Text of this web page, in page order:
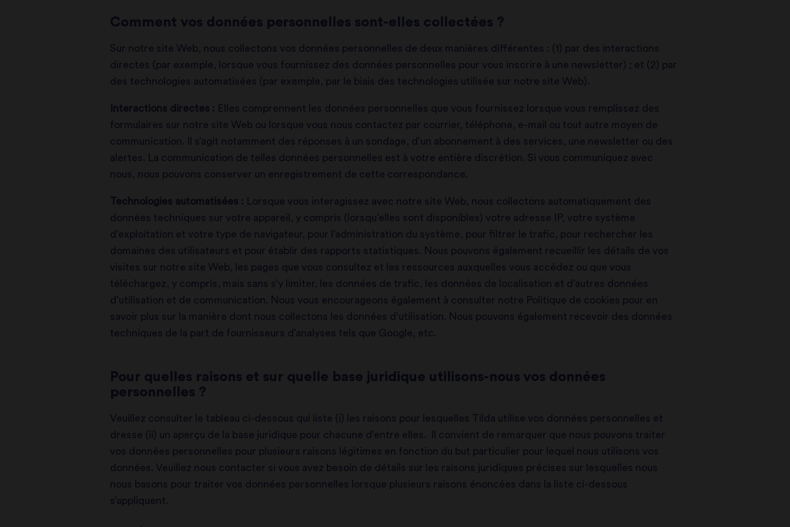
Comment vos données personnelles sont-elles collectées ?
Sur notre site Web, nous collectons vos données personnelles de deux manières différentes : (1) par des interactions
directes (par exemple, lorsque vous fournissez des données personnelles pour vous inscrire à une newsletter) ; et (2) par
des technologies automatisées (par exemple, par le biais des technologies utilisée sur notre site Web).
Interactions directes : Elles comprennent les données personnelles que vous fournissez lorsque vous remplissez des
formulaires sur notre site Web ou lorsque vous nous contactez par courrier, téléphone, e-mail ou tout autre moyen de
communication. Il s’agit notamment des réponses à un sondage, d’un abonnement à des services, une newsletter ou des
alertes. La communication de telles données personnelles est à votre entière discrétion. Si vous communiquez avec
nous, nous pouvons conserver un enregistrement de cette correspondance.
Technologies automatisées :
Lorsque vous interagissez avec notre site Web, nous collectons automatiquement des
données techniques sur votre appareil, y compris (lorsqu’elles sont disponibles) votre adresse IP, votre système
d’exploitation et votre type de navigateur, pour l’administration du système, pour filtrer le trafic, pour rechercher les
domaines des utilisateurs et pour établir des rapports statistiques. Nous pouvons également recueillir les détails de vos
visites sur notre site Web, les pages que vous consultez et les ressources auxquelles vous accédez ou que vous
téléchargez, y compris, mais sans s’y limiter, les données de trafic, les données de localisation et d’autres données
d’utilisation et de communication. Nous vous encourageons également à consulter notre Politique de cookies pour en
savoir plus sur la manière dont nous collectons les données d’utilisation. Nous pouvons également recevoir des données
techniques de la part de fournisseurs d’analyses tels que Google, etc.
Pour quelles raisons et sur quelle base juridique utilisons-nous vos données
personnelles ?
Veuillez consulter le tableau ci-dessous qui liste (i) les raisons pour lesquelles Tilda utilise vos données personnelles et
dresse (ii) un aperçu de la base juridique pour chacune d’entre elles. Il convient de remarquer que nous pouvons traiter
vos données personnelles pour plusieurs raisons légitimes en fonction du but particulier pour lequel nous utilisons vos
données. Veuillez nous contacter si vous avez besoin de détails sur les raisons juridiques précises sur lesquelles nous
nous basons pour traiter vos données personnelles lorsque plusieurs raisons énoncées dans la liste ci-dessous
s’appliquent.